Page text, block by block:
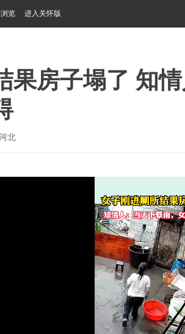
览 进入关怀版
果房子塌了 知
北